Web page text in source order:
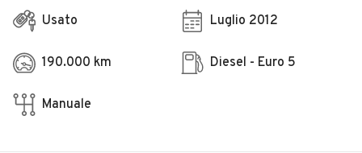
Usato Luglio 2012
190.000 km Diesel - Euro 5
Manuale